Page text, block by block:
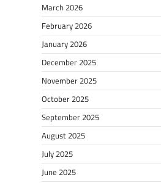
March 2026
February 2026
January 2026
December 2025
November 2025
October 2025
September 2025
August 2025
July 2025
June 2025